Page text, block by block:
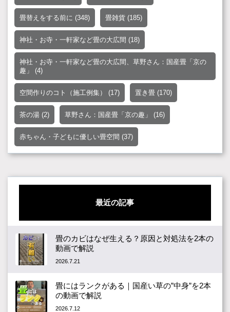
畳替えをする前に (348) 畳雑貨 (185)
神社・お寺・一軒家など畳の大広間 (18)
神社・お寺・一軒家など畳の大広間、草野さん：国産畳「京の
趣」
(4)
空間作りのコト（施工例集） (17) 置き畳 (170)
茶の湯 (2) 草野さん：国産畳「京の趣」 (16)
赤ちゃん・子どもに優しい畳空間 (37)
最近の記事
畳のカビはなぜ生える？原因と対処法を2本の
動画で解説
2026.7.21
畳にはランクがある｜国産い草の”中身”を2本
の動画で解説
2026.7.12